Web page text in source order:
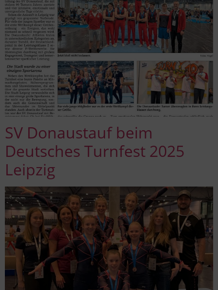
SV Donaustauf beim
Deutsches Turnfest 2025
Leipzig